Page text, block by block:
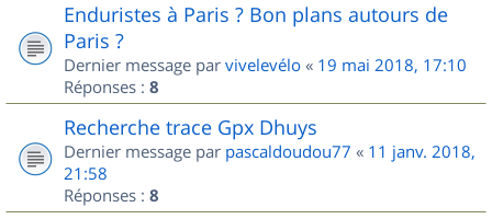
Enduristes à Paris ? Bon plans autours de
Paris ?
Dernier message par vivelevélo « 19 mai 2018, 17:10
Réponses : 8
Recherche trace Gpx Dhuys
Dernier message par pascaldoudou77 « 11 janv. 2018,
21:58
Réponses : 8